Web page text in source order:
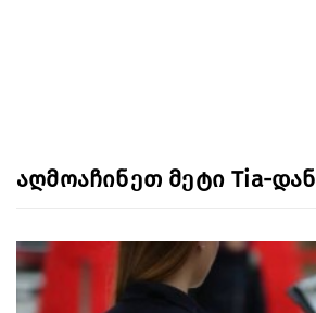
აღმოაჩინეთ მეტი Tia-დან